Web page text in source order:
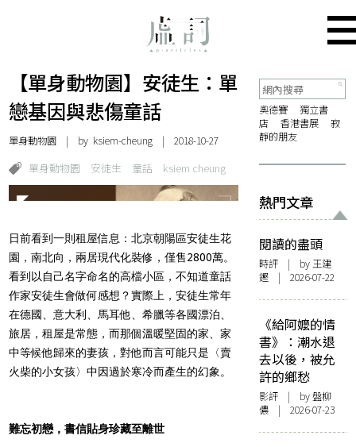
【單身動物園】安徒生：單
戀基因與悲傷童話
單身動物園 | by ksiem-cheung | 2018-10-27
單身動物園 安徒生 童話 ksiem cheung
日前看到一則租屋信息：北京朝陽區安徒生花
園，南北向，兩居現代化裝修，僅售2800萬。
看到以自己名字命名的高檔小區，不知道童話
作家安徒生會做何感想？實際上，安徒生常年
在德國、意大利、馬耳他、希臘等各國漂泊、
旅居，租屋是常態，而那個溫暖堅固的家、家
中等候他歸來的妻孩，對他而言可能只是〈賣
火柴的小女孩〉中因過於寒冷而產生的幻象。
難忘初戀，書信貼身珍藏至離世
奧德賽
獨立書
店
香港書展
寂
靜的朋友
熱門文章
閱讀的盡頭
時評 | by 王建
鏗 | 2026-07-22
《給阿嬤的情
書》：潮水退
去以後，被允
許的鄉愁
影評 | by 盤柳
儂 | 2026-07-23